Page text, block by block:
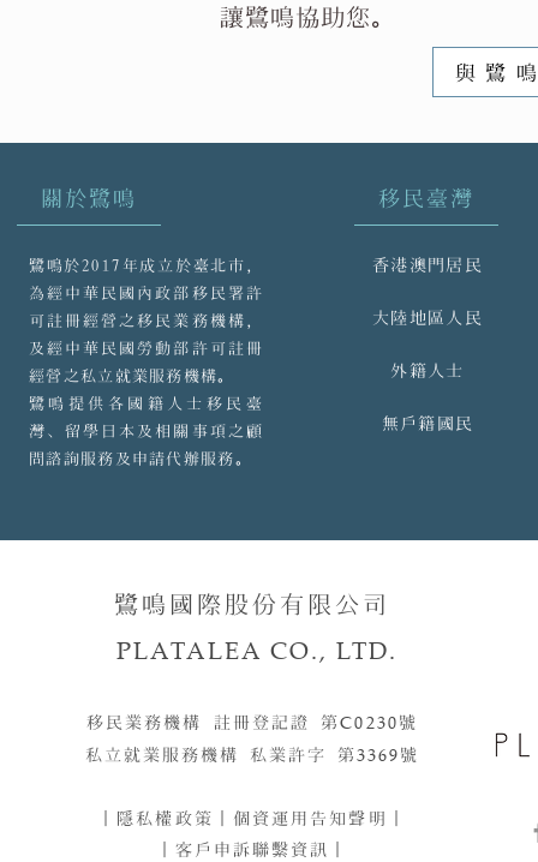
讓鷺鳴協助您。
與鷺
關於鷺鳴
鷺鳴於2017年成立於臺北市，
為經中華民國內政部移民署許
可註冊經營之移民業務機構，
及經中華民國勞動部許可註冊
經營之私立就業服務機構。
鷺鳴提供各國籍人士移民臺
灣、留學日本及相關事項之顧
問諮詢服務及申請代辦服務。
移民臺灣
香港澳門居民
大陸地區人民
外籍人士
無戶籍國民
鷺鳴國際股份有限公司
PLATALEA CO., LTD.
移民業務機構 註冊登記證 第C0230號​​
私立就業服務機構 私業許字 第3369號
｜ 隱私權政策 ｜ 個資運用告知聲明 ｜
｜客戶申訴聯繫資訊｜